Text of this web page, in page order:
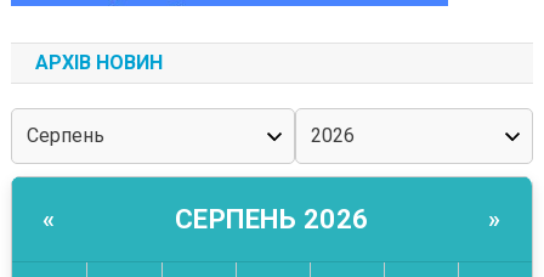
АРХІВ НОВИН
« СЕРПЕНЬ 2026 »